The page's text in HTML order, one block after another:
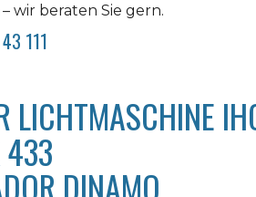
wir beraten Sie gern.
111
LICHTMASCHINE
433
DINAMO